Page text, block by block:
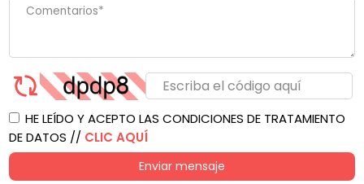
HE LEÍDO Y ACEPTO LAS CONDICIONES DE TRATAMIENTO
DE DATOS // CLIC AQUÍ
Enviar mensaje